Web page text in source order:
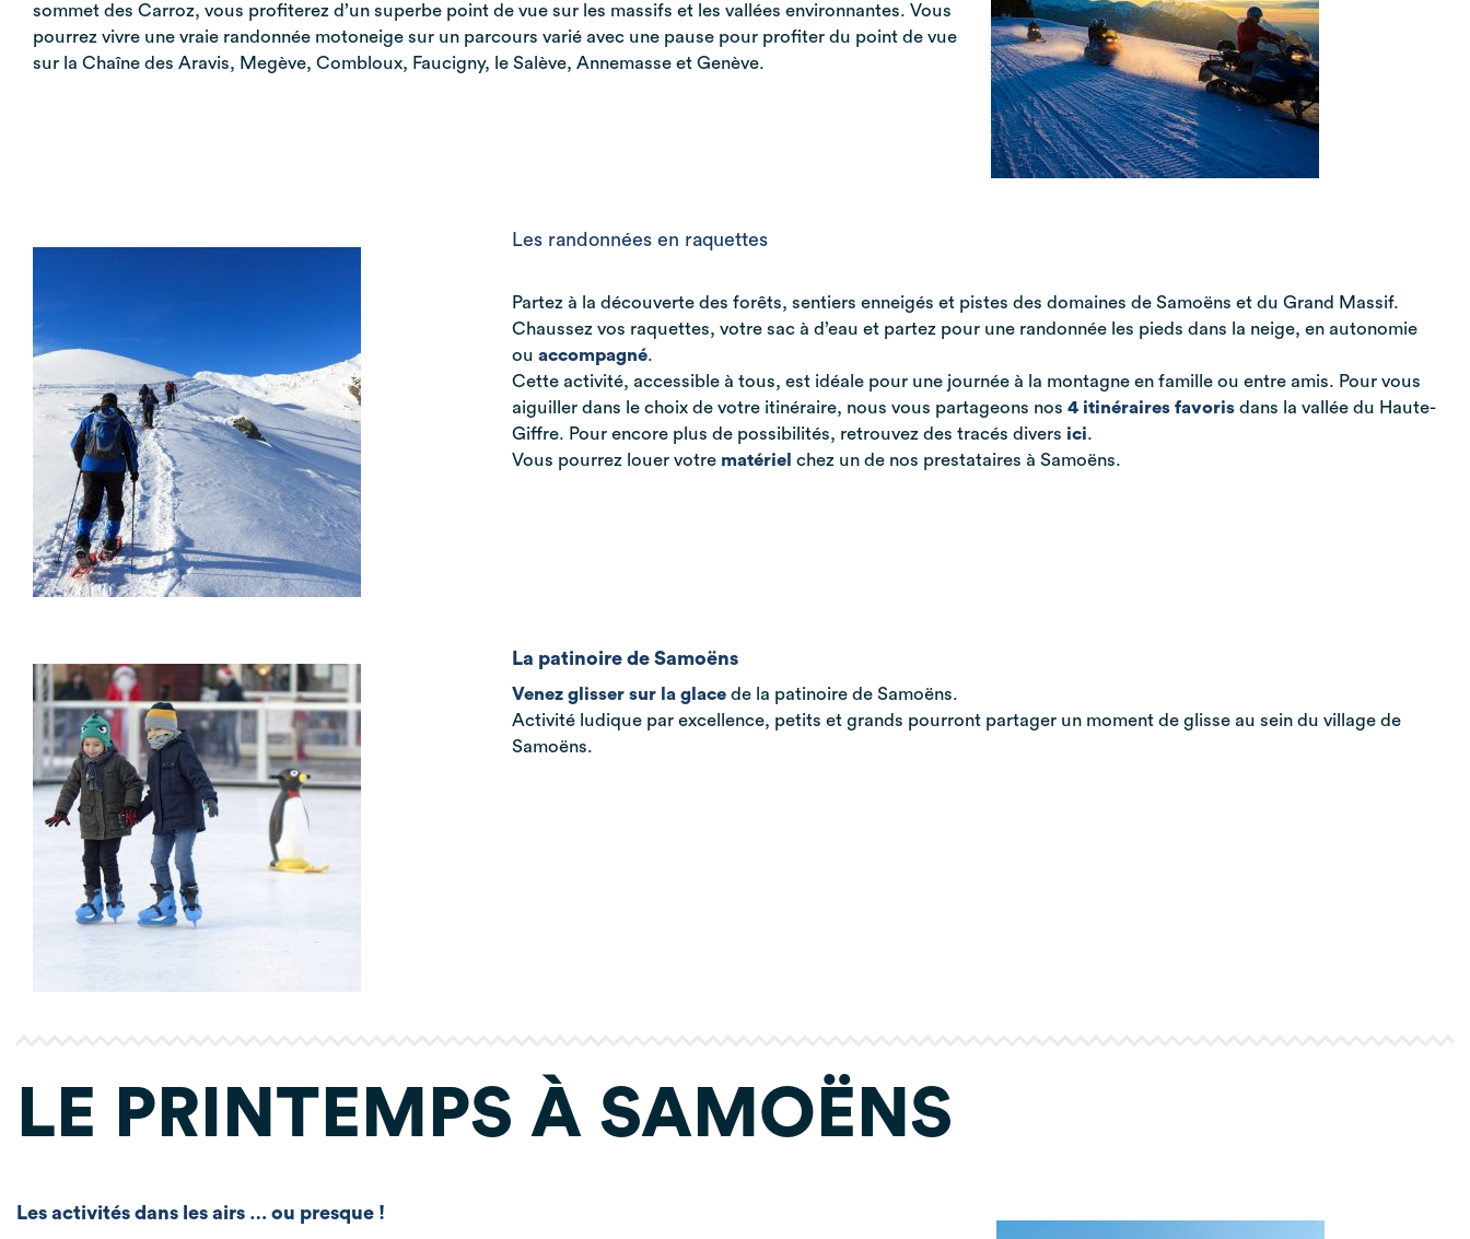
sommet des Carroz, vous profiterez d’un superbe point de vue sur les massifs et les vallées environnantes. Vous
pourrez vivre une vraie randonnée motoneige sur un parcours varié avec une pause pour profiter du point de vue
sur la Chaîne des Aravis, Megève, Combloux, Faucigny, le Salève, Annemasse et Genève.
Les randonnées en raquettes
Partez à la découverte des forêts, sentiers enneigés et pistes des domaines de Samoëns et du Grand Massif.
Chaussez vos raquettes, votre sac à d’eau et partez pour une randonnée les pieds dans la neige, en autonomie
ou accompagné.
Cette activité, accessible à tous, est idéale pour une journée à la montagne en famille ou entre amis. Pour vous
aiguiller dans le choix de votre itinéraire, nous vous partageons nos 4 itinéraires favoris dans la vallée du Haute-
Giffre. Pour encore plus de possibilités, retrouvez des tracés divers ici.
Vous pourrez louer votre matériel chez un de nos prestataires à Samoëns.
La patinoire de Samoëns
Venez glisser sur la glace de la patinoire de Samoëns.
Activité ludique par excellence, petits et grands pourront partager un moment de glisse au sein du village de
Samoëns.
LE PRINTEMPS À SAMOËNS
Les activités dans les airs … ou presque !